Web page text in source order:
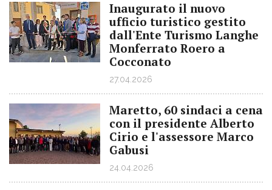
Inaugurato il nuovo
ufficio turistico gestito
dall'Ente Turismo Langhe
Monferrato Roero a
Cocconato
27.04.2026
Maretto, 60 sindaci a cena
con il presidente Alberto
Cirio e l'assessore Marco
Gabusi
24.04.2026